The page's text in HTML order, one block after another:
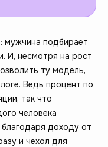
мужчина подбирает
И, несмотря на рост
ту модель,
Ведь процент по
так что
человека
доходу от
и чехол для